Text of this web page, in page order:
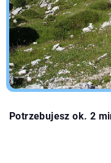
Potrzebujesz ok. 2